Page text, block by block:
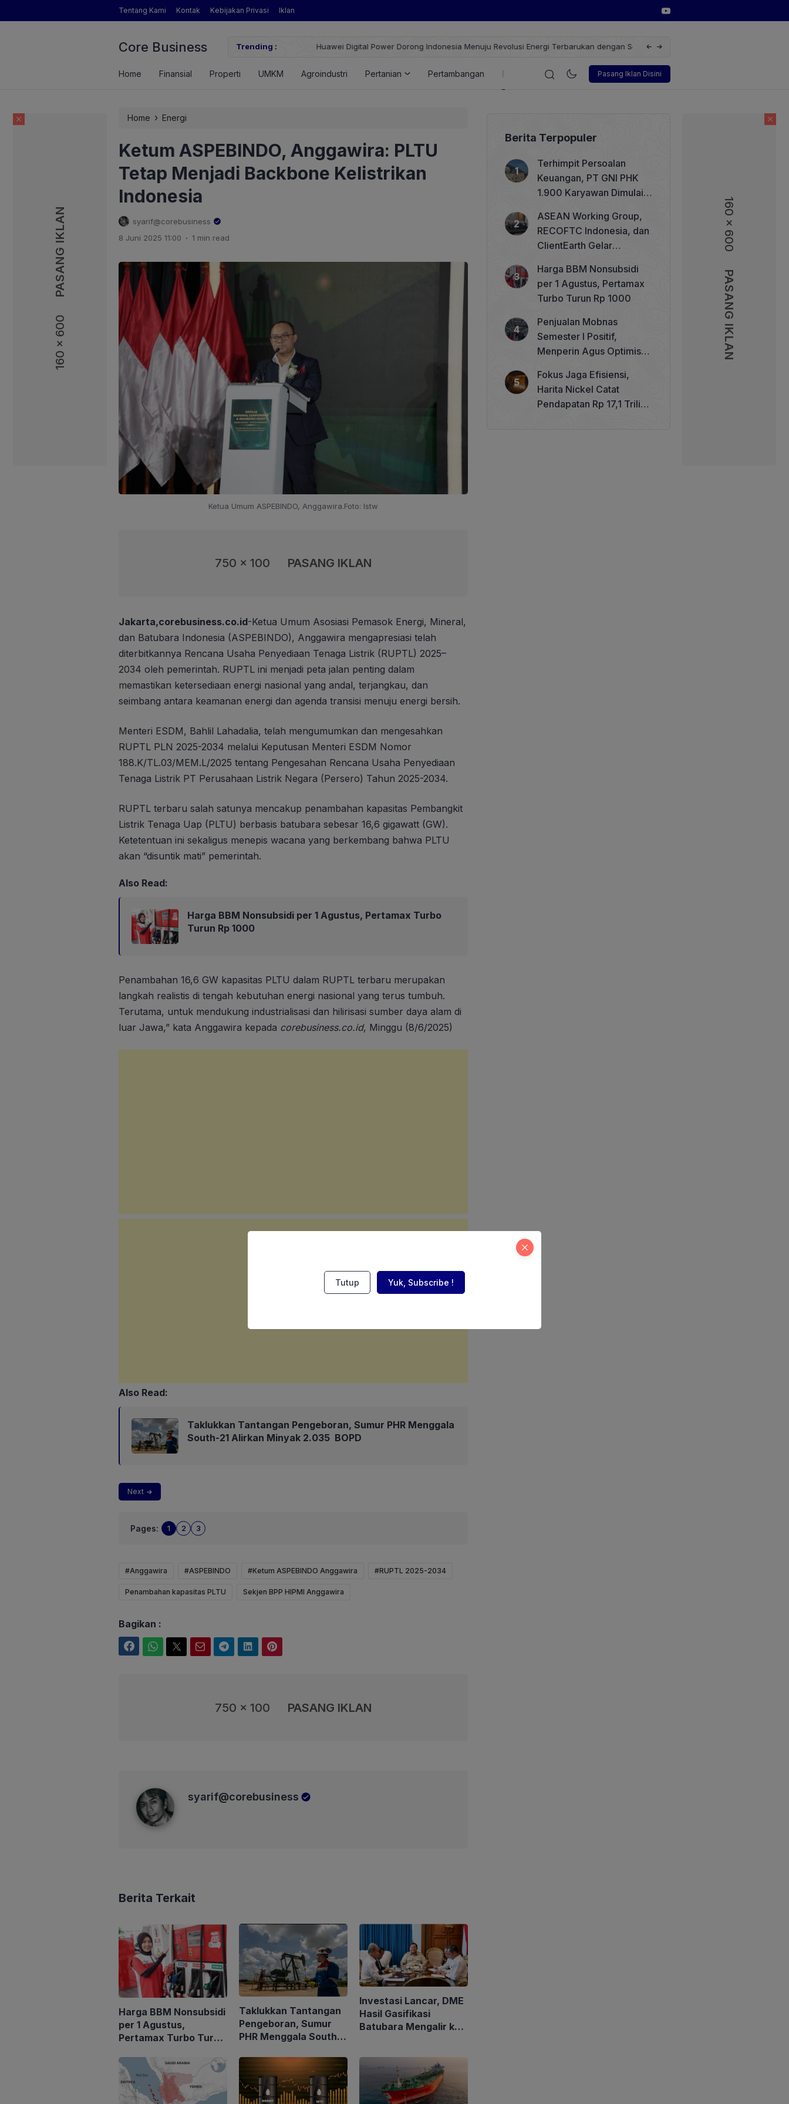
160 x 600
PASANG IKLAN 160 x 600
PASANG IKLAN
Tentang Kami Kontak Kebijakan Privasi Iklan
Core Business Trending :
Pertanian yang Dimaksud Mentan Amran?
Huawei Digital Power Dorong Indonesia Menuju Revolusi Energi Terbarukan dengan Solusi
Wakil Direktur Utama PT Pelindo,
Pasang Iklan Disini
Home Finansial Properti UMKM Agroindustri Pertanian Pertambangan Energi Korporasi Teknologi Otomotif
160 x 600
PASANG IKLAN
Home › Energi
Ketum ASPEBINDO, Anggawira: PLTU
Tetap Menjadi Backbone Kelistrikan
Indonesia
syarif@corebusiness
8 Juni 2025 11:00 . 1 min read
Ketua Umum ASPEBINDO, Anggawira.Foto: Istw
750 x 100 PASANG IKLAN
Jakarta,corebusiness.co.id-Ketua Umum Asosiasi Pemasok Energi, Mineral,
dan Batubara Indonesia (ASPEBINDO), Anggawira mengapresiasi telah
diterbitkannya Rencana Usaha Penyediaan Tenaga Listrik (RUPTL) 2025–
2034 oleh pemerintah. RUPTL ini menjadi peta jalan penting dalam
memastikan ketersediaan energi nasional yang andal, terjangkau, dan
seimbang antara keamanan energi dan agenda transisi menuju energi bersih.
Menteri ESDM, Bahlil Lahadalia, telah mengumumkan dan mengesahkan
RUPTL PLN 2025-2034 melalui Keputusan Menteri ESDM Nomor
188.K/TL.03/MEM.L/2025 tentang Pengesahan Rencana Usaha Penyediaan
Tenaga Listrik PT Perusahaan Listrik Negara (Persero) Tahun 2025-2034.
RUPTL terbaru salah satunya mencakup penambahan kapasitas Pembangkit
Listrik Tenaga Uap (PLTU) berbasis batubara sebesar 16,6 gigawatt (GW).
Ketetentuan ini sekaligus menepis wacana yang berkembang bahwa PLTU
akan “disuntik mati” pemerintah.
Also Read:
Harga BBM Nonsubsidi per 1 Agustus, Pertamax Turbo
Turun Rp 1000
Penambahan 16,6 GW kapasitas PLTU dalam RUPTL terbaru merupakan
langkah realistis di tengah kebutuhan energi nasional yang terus tumbuh.
Terutama, untuk mendukung industrialisasi dan hilirisasi sumber daya alam di
luar Jawa,” kata Anggawira kepada corebusiness.co.id, Minggu (8/6/2025)
Also Read:
Taklukkan Tantangan Pengeboran, Sumur PHR Menggala
South-21 Alirkan Minyak 2.035 BOPD
Next
Pages: 1 2 3
#Anggawira #ASPEBINDO #Ketum ASPEBINDO Anggawira #RUPTL 2025-2034
Penambahan kapasitas PLTU Sekjen BPP HIPMI Anggawira
Bagikan :
750 x 100 PASANG IKLAN
syarif@corebusiness
Berita Terkait
Harga BBM Nonsubsidi
per 1 Agustus,
Pertamax Turbo Turun
Taklukkan Tantangan
Pengeboran, Sumur
PHR Menggala South-
2.035 BOPD
Investasi Lancar, DME
Hasil Gasifikasi
Batubara Mengalir ke
Berita Terpopuler
Terhimpit Persoalan
Keuangan, PT GNI PHK
1.900 Karyawan Dimulai 5
ASEAN Working Group,
RECOFTC Indonesia, dan
ClientEarth Gelar
Memperkuat Tata Kelola
Perhutanan Sosial
Harga BBM Nonsubsidi
per 1 Agustus, Pertamax
Turbo Turun Rp 1000
Penjualan Mobnas
Semester I Positif,
Menperin Agus Optimistis
Fokus Jaga Efisiensi,
Harita Nickel Catat
Pendapatan Rp 17,1 Triliun
Tutup Yuk, Subscribe !